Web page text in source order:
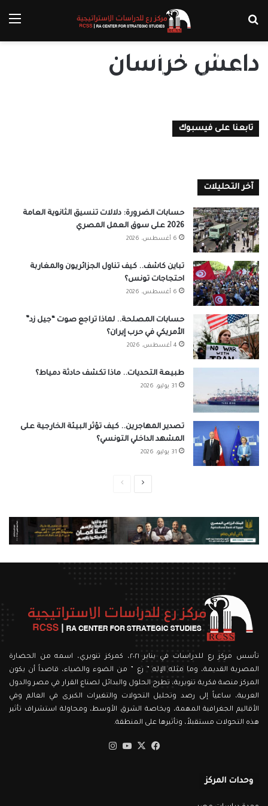
داعش خراسان
ما تداعيات رفع روسيا لـ “طالبان”
من قوائم الإرهاب؟
أسماء دياب
تابعنا على فيسبوك
آخر التحليلات
حسابات الضرورة: دلالات تنسيق الثانوية العامة
2026 على سوق العمل المصري
6 أغسطس، 2026
تباين كاشف.. كيف تناول الجزائريون والمغاربة
احتجاجات تونس؟
6 أغسطس، 2026
حسابات المصلحة.. لماذا تراجع صوت “جيل زد”
الأمريكي في حرب إيران؟
4 أغسطس، 2026
طبيعة التحديات.. ماذا تكشف حادثة دمياط؟
31 يوليو، 2026
تصدير المهاجرين.. كيف تؤثر البيئة الخارجية على
المشهد الداخلي التونسي؟
31 يوليو، 2026
الصفحةالصفحة
تأسس مركز رع للدراسات في يناير ٢٠٢١، كمركز تنويري، اسمه من الحضارة
المصرية القديمة، وما مثله الإله ” رع ” من الضوء والضياء، قاصداً أن يكون
المركز منصة فكرية تنويرية، تطرح الحلول والبدائل لصناع القرار في مصر والدول
العربية، ساعياً إلى رصد وتحليل التحولات والتغيرات الكبرى في العالم وفي
الأقاليم الجغرافية المهمة، وبخاصة الشرق الأوسط، ومحاولة استشراف تأثير
هذه التحولات مستقبلاً، وتأثيرها على المنطقة.
فيسبوك
‫X
‫YouTube
وحدات المركز